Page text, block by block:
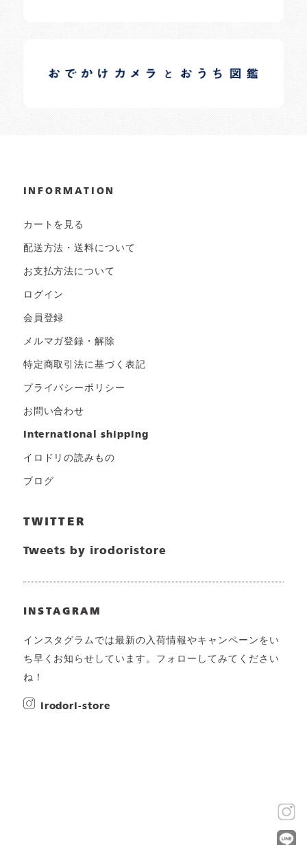
日常の様子など随時更新中です。
INFORMATION
カートを見る
配送方法・送料について
お支払方法について
ログイン
会員登録
メルマガ登録・解除
特定商取引法に基づく表記
プライバシーポリシー
お問い合わせ
international shipping
イロドリの読みもの
ブログ
TWITTER
Tweets by irodoristore
INSTAGRAM
インスタグラムでは最新の入荷情報やキャンペーンをい
ち早くお知らせしています。フォローしてみてください
ね！
irodori-store